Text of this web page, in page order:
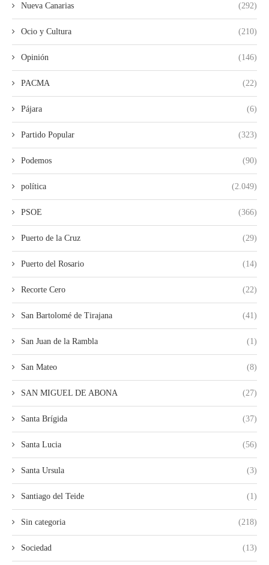
Nueva Canarias (292)
Ocio y Cultura (210)
Opinión (146)
PACMA (22)
Pájara (6)
Partido Popular (323)
Podemos (90)
política (2.049)
PSOE (366)
Puerto de la Cruz (29)
Puerto del Rosario (14)
Recorte Cero (22)
San Bartolomé de Tirajana (41)
San Juan de la Rambla (1)
San Mateo (8)
SAN MIGUEL DE ABONA (27)
Santa Brígida (37)
Santa Lucia (56)
Santa Ursula (3)
Santiago del Teide (1)
Sin categoria (218)
Sociedad (13)